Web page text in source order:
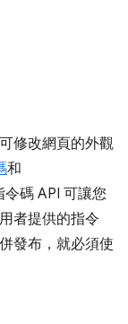
修改網頁的外觀
和
令碼 API 可讓您
者提供的指令
發布，就必須使